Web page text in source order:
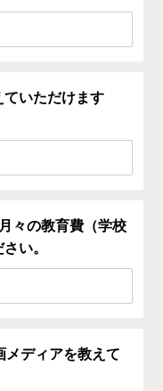
ていただけます
々の教育費（学校
い。
メディアを教えて